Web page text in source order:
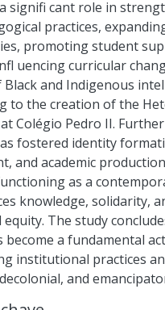
signifi cant role in
practices,
promoting student
uencing curricular
and Indigenous
to the creation of the
Colégio Pedro II.
fostered identity
and academic
as a
knowledge, solidarity,
equity. The study
become a fundamental
institutional practices
and